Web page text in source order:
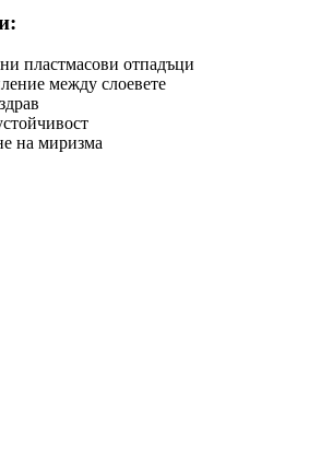
пластмасови отпадъци
между слоевете
на миризма